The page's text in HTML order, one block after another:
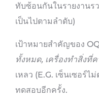
ทับซ้อนกันในรายงานร
เป็นไปตามลำดับ)
เป้าหมายสำคัญของ
ทั้งหมด, เครื่องทำสิ่งที่
เหลว (E.G. เซ็นเซอร์ไ
ทดสอบอีกครั้ง.